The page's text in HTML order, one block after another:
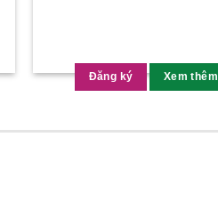
Đăng ký Xem thêm